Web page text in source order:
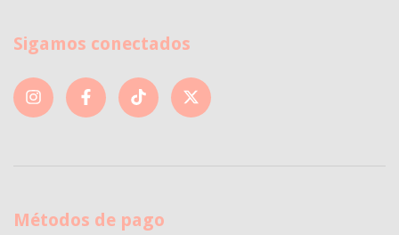
Sigamos conectados
Métodos de pago